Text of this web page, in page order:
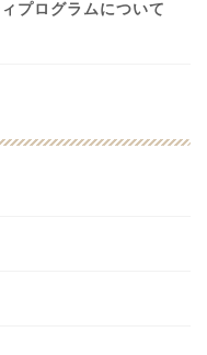
プログラムについて